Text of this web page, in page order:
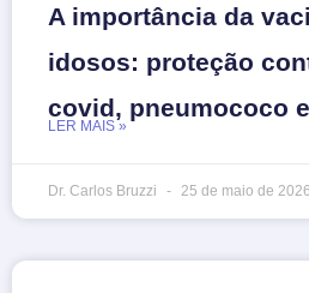
A importância da
idosos: proteção
covid, pneumococo
LER MAIS »
Dr. Carlos Bruzzi 25 de maio de 2026